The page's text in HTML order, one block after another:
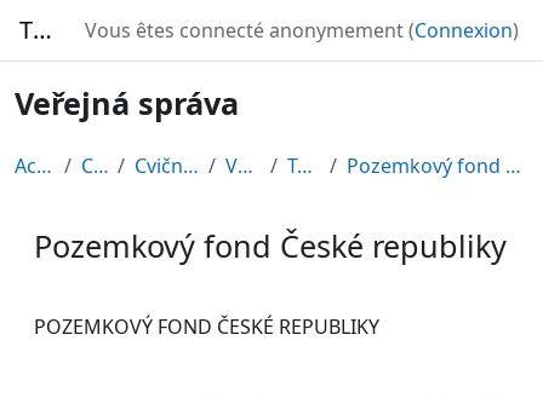
TURBO Vous êtes connecté anonymement (Connexion)
Veřejná správa
Accueil Cours Cvičné kurzy VS2010 Topic 9 Pozemkový fond České republiky
Pozemkový fond České republiky
POZEMKOVÝ FOND ČESKÉ REPUBLIKY